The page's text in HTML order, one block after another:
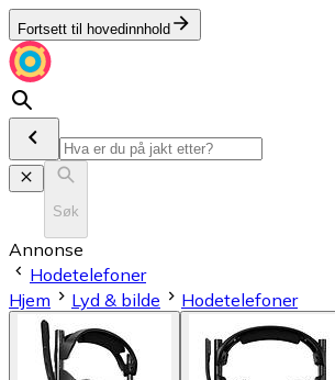
Fortsett til hovedinnhold
Søk
Annonse
Hodetelefoner
Hjem
Lyd & bilde Hodetelefoner